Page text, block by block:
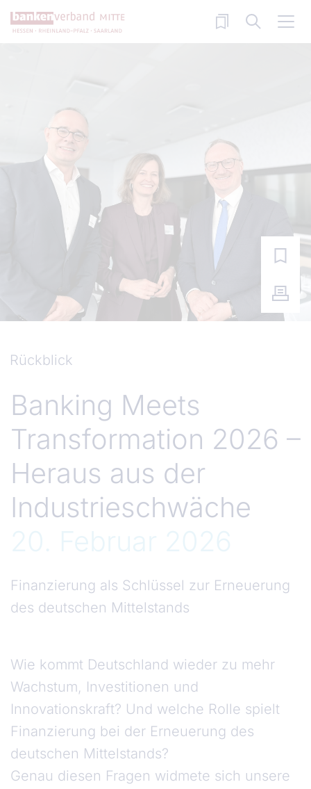
Direkt zum Inhalt
Rückblick
Banking Meets
Transformation 2026 –
Heraus aus der
Industrieschwäche
Finanzierung als Schlüssel zur Erneuerung
des deutschen Mittelstands
Wie kommt Deutschland wieder zu mehr
Wachstum, Investitionen und
Innovationskraft? Und welche Rolle spielt
Finanzierung bei der Erneuerung des
deutschen Mittelstands?
Genau diesen Fragen widmete sich unsere